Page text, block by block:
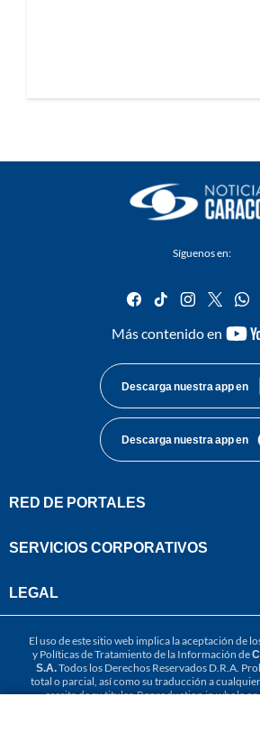
Síguenos en:
facebook
tiktok
Más contenido en
Descarga nuestra app en
Descarga nuestra app en
RED DE PORTALES
SERVICIOS CORPORATIVOS
LEGAL
El uso de este sitio web implica la aceptación de
y Políticas de Tratamiento de la Información de
S.A.Todos los Derechos Reservados D.R.A.
total o parcial, así como su traducción a
escrita de su titular. Reproduction in whole